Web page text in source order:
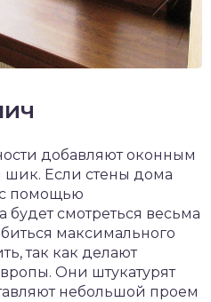
добавляют оконным
Если стены дома
с помощью
смотреться весьма
максимального
так как делают
Они штукатурят
небольшой проем